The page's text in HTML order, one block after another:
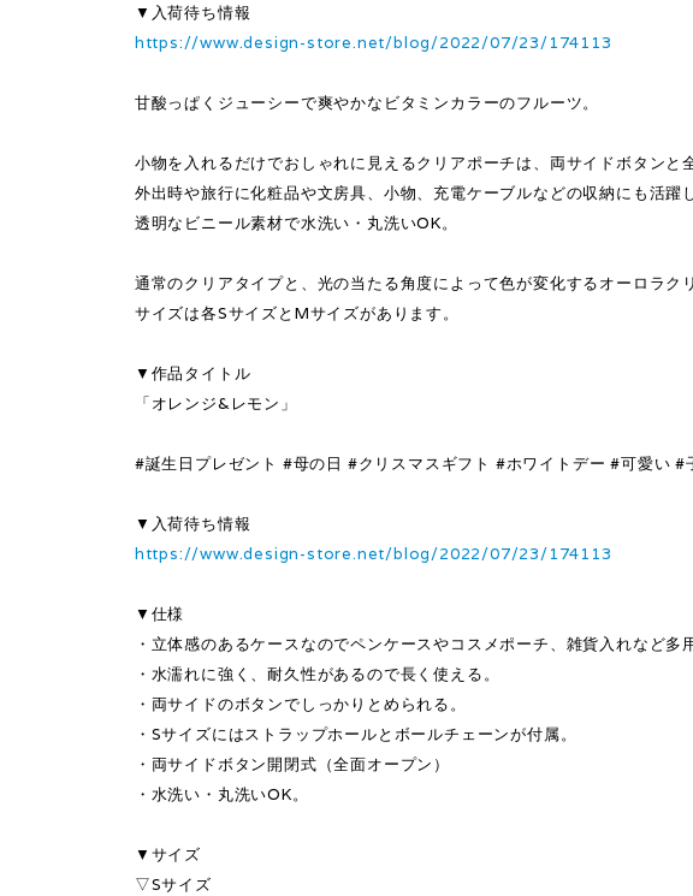
▼入荷待ち情報
https://www.design-store.net/blog/2022/07/23/174113
甘酸っぱくジューシーで爽やかなビタミンカラーのフルーツ。
小物を入れるだけでおしゃれに見えるクリアポーチは、両サイドボタンと
外出時や旅行に化粧品や文房具、小物、充電ケーブルなどの収納にも活躍
透明なビニール素材で水洗い・丸洗いOK。
通常のクリアタイプと、光の当たる角度によって色が変化するオーロラク
サイズは各SサイズとMサイズがあります。
▼作品タイトル
「オレンジ&レモン」
#誕生日プレゼント #母の日 #クリスマスギフト #ホワイトデー #可愛い
▼入荷待ち情報
https://www.design-store.net/blog/2022/07/23/174113
▼仕様
・立体感のあるケースなのでペンケースやコスメポーチ、雑貨入れなど多
・水濡れに強く、耐久性があるので長く使える。
・両サイドのボタンでしっかりとめられる。
・Sサイズにはストラップホールとボールチェーンが付属。
・両サイドボタン開閉式（全面オープン）
・水洗い・丸洗いOK。
▼サイズ
▽Sサイズ